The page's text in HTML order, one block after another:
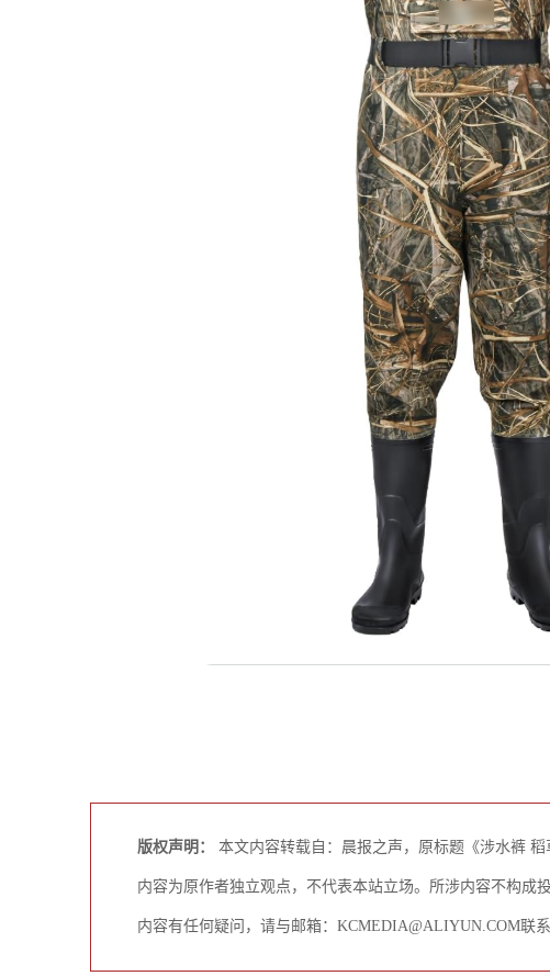
版权声明： 本文内容转载自：晨报之声，原标题《涉水裤
内容为原作者独立观点，不代表本站立场。所涉内容不构成
内容有任何疑问，请与邮箱：KCMEDIA@ALIYUN.COM联